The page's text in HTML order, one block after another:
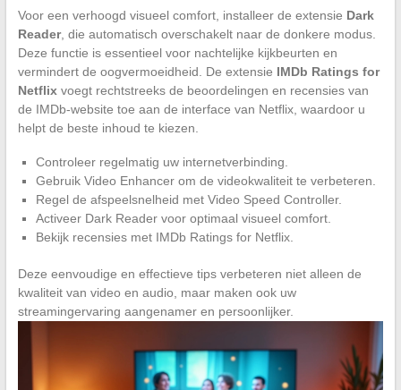
Voor een verhoogd visueel comfort, installeer de extensie Dark
Reader, die automatisch overschakelt naar de donkere modus.
Deze functie is essentieel voor nachtelijke kijkbeurten en
vermindert de oogvermoeidheid. De extensie IMDb Ratings for
Netflixvoegt rechtstreeks de beoordelingen en recensies van
de IMDb-website toe aan de interface van Netflix, waardoor u
helpt de beste inhoud te kiezen.
Controleer regelmatig uw internetverbinding.
Gebruik Video Enhancer om de videokwaliteit te verbeteren.
Regel de afspeelsnelheid met Video Speed Controller.
Activeer Dark Reader voor optimaal visueel comfort.
Bekijk recensies met IMDb Ratings for Netflix.
Deze eenvoudige en effectieve tips verbeteren niet alleen de
kwaliteit van video en audio, maar maken ook uw
streamingervaring aangenamer en persoonlijker.